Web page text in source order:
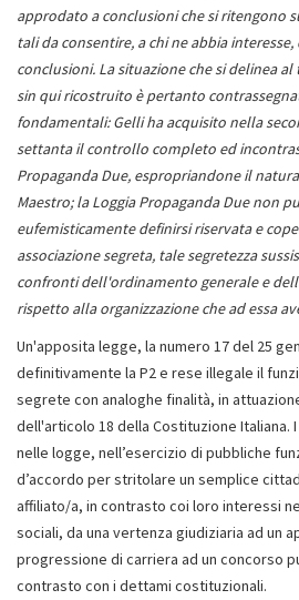
approdato a conclusioni che si ritengono
tali da consentire, a chi ne abbia
conclusioni. La situazione che si delinea
sin qui ricostruito è pertanto
fondamentali: Gelli ha acquisito nella
settanta il controllo completo ed
Propaganda Due, espropriandone il
Maestro; la Loggia Propaganda Due non
eufemisticamente definirsi riservata e
associazione segreta, tale segretezza
confronti dell'ordinamento generale e
rispetto alla organizzazione che ad essa
Un'apposita legge, la numero 17 del 25
definitivamente la P2 e rese illegale il
segrete con analoghe finalità, in
dell'articolo 18 della Costituzione Italiana.
nelle logge, nell’esercizio di pubbliche
d’accordo per stritolare un semplice
affiliato/a, in contrasto coi loro interessi
sociali, da una vertenza giudiziaria ad un
progressione di carriera ad un concorso
contrasto con i dettami costituzionali.